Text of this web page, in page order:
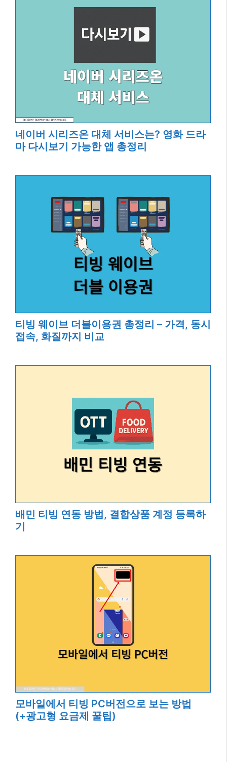
네이버 시리즈온 대체 서비스는? 영화 드라
마 다시보기 가능한 앱 총정리
티빙 웨이브 더블이용권 총정리 – 가격, 동시
접속, 화질까지 비교
배민 티빙 연동 방법, 결합상품 계정 등록하
기
모바일에서 티빙 PC버전으로 보는 방법
(+광고형 요금제 꿀팁)